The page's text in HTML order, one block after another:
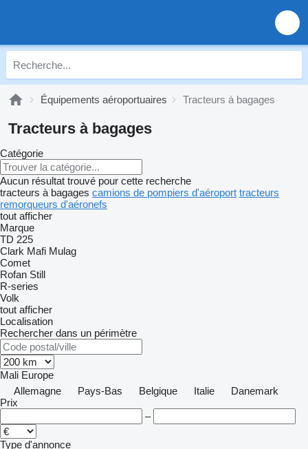
Équipements aéroportuaires Tracteurs à bagages
Tracteurs à bagages
Catégorie
Aucun résultat trouvé pour cette recherche
tracteurs à bagages camions de pompiers d'aéroport tracteurs
remorqueurs d'aéronefs
tout afficher
Marque
TD 225
Clark Mafi Mulag
Comet
Rofan Still
R-series
Volk
tout afficher
Localisation
Rechercher dans un périmètre
Mali Europe
Allemagne
Pays-Bas Belgique Italie
Danemark
Prix
–
Type d'annonce